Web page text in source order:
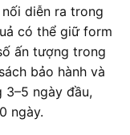
diễn ra trong
có thể giữ form
ấn tượng trong
bảo hành và
3–5 ngày đầu,
ngày.